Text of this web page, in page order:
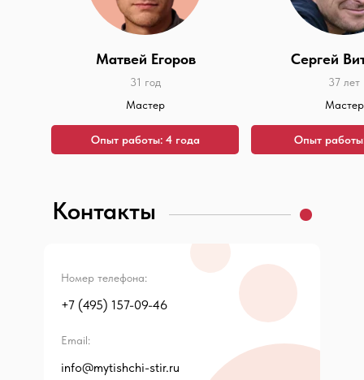
Матвей Егоров
Мастер
31 год
Опыт работы: 4 года Опыт
37 лет
Мастер
Сергей
Контакты
Email:
Номер телефона:
info@mytishchi-stir.ru
+7 (495) 157-09-46